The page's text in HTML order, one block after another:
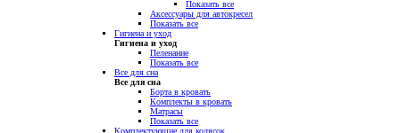
Показать все
Аксессуары для автокресел
Показать все
Гигиена и уход
Гигиена и уход
Пеленание
Показать все
Все для сна
Все для сна
Борта в кровать
Комплекты в кровать
Матрасы
Показать все
Комплектующие для колясок